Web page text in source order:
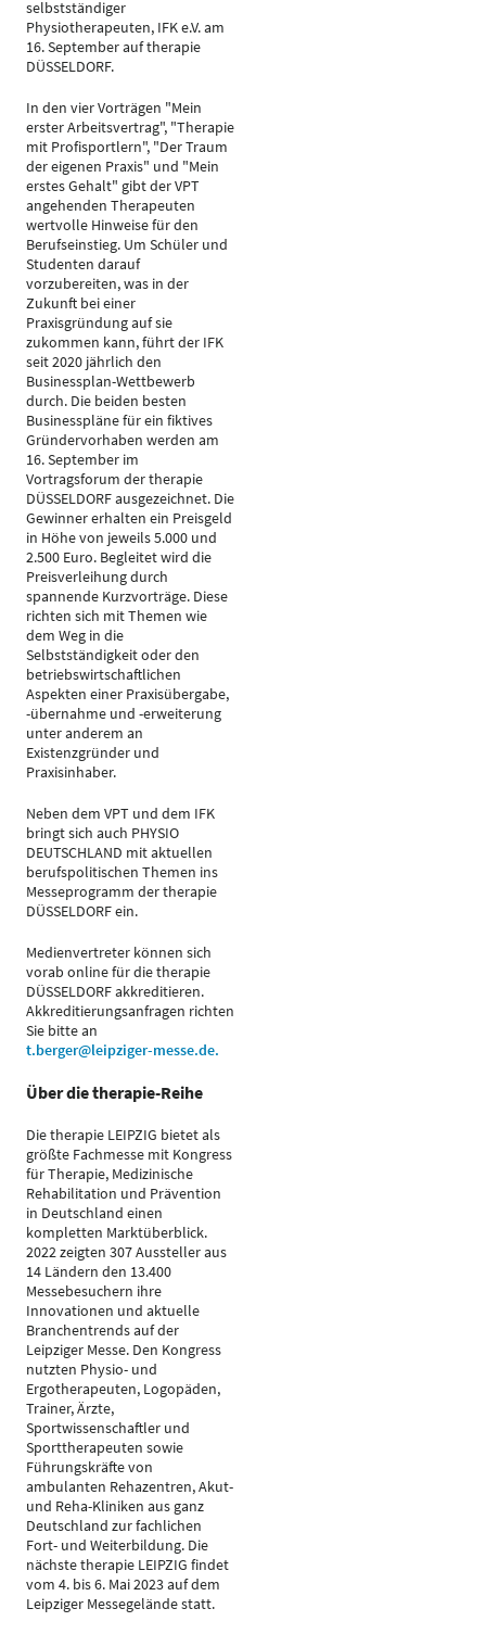
selbstständiger
Physiotherapeuten, IFK e.V. am
16. September auf therapie
DÜSSELDORF.
In den vier Vorträgen "Mein
erster Arbeitsvertrag", "Therapie
mit Profisportlern", "Der Traum
der eigenen Praxis" und "Mein
erstes Gehalt" gibt der VPT
angehenden Therapeuten
wertvolle Hinweise für den
Berufseinstieg. Um Schüler und
Studenten darauf
vorzubereiten, was in der
Zukunft bei einer
Praxisgründung auf sie
zukommen kann, führt der IFK
seit 2020 jährlich den
Businessplan-Wettbewerb
durch. Die beiden besten
Businesspläne für ein fiktives
Gründervorhaben werden am
16. September im
Vortragsforum der therapie
DÜSSELDORF ausgezeichnet. Die
Gewinner erhalten ein Preisgeld
in Höhe von jeweils 5.000 und
2.500 Euro. Begleitet wird die
Preisverleihung durch
spannende Kurzvorträge. Diese
richten sich mit Themen wie
dem Weg in die
Selbstständigkeit oder den
betriebswirtschaftlichen
Aspekten einer Praxisübergabe,
-übernahme und -erweiterung
unter anderem an
Existenzgründer und
Praxisinhaber.
Neben dem VPT und dem IFK
bringt sich auch PHYSIO
DEUTSCHLAND mit aktuellen
berufspolitischen Themen ins
Messeprogramm der therapie
DÜSSELDORF ein.
Medienvertreter können sich
vorab online für die therapie
DÜSSELDORF akkreditieren.
Akkreditierungsanfragen richten
Sie bitte an
t.berger@leipziger-messe.de.
Über die therapie-Reihe
Die therapie LEIPZIG bietet als
größte Fachmesse mit Kongress
für Therapie, Medizinische
Rehabilitation und Prävention
in Deutschland einen
kompletten Marktüberblick.
2022 zeigten 307 Aussteller aus
14 Ländern den 13.400
Messebesuchern ihre
Innovationen und aktuelle
Branchentrends auf der
Leipziger Messe. Den Kongress
nutzten Physio- und
Ergotherapeuten, Logopäden,
Trainer, Ärzte,
Sportwissenschaftler und
Sporttherapeuten sowie
Führungskräfte von
ambulanten Rehazentren, Akut-
und Reha-Kliniken aus ganz
Deutschland zur fachlichen
Fort- und Weiterbildung. Die
nächste therapie LEIPZIG findet
vom 4. bis 6. Mai 2023 auf dem
Leipziger Messegelände statt.